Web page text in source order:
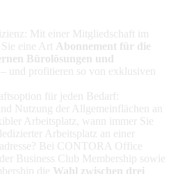
Mit einer Mitgliedschaft im
eine Art
Abonnement für die
Bürolösungen und
– und profitieren so von exklusiven
für jeden Bedarf:
Nutzung der Allgemeinflächen an
Arbeitsplatz, wann immer Sie
Arbeitsplatz an einer
Bei CONTORA Office
Business Club Membership sowie
die Wahl zwischen drei